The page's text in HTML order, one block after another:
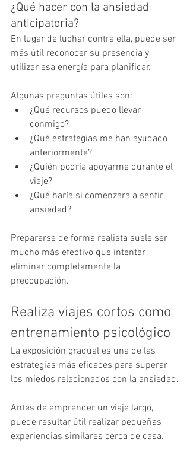
¿Qué hacer con la ansiedad
anticipatoria?
En lugar de luchar contra ella, puede ser
más útil reconocer su presencia y
utilizar esa energía para planificar.
Algunas preguntas útiles son:
¿Qué recursos puedo llevar
conmigo?
¿Qué estrategias me han ayudado
anteriormente?
¿Quién podría apoyarme durante el
viaje?
¿Qué haría si comenzara a sentir
ansiedad?
Prepararse de forma realista suele ser
mucho más efectivo que intentar
eliminar completamente la
preocupación.
Realiza viajes cortos como
entrenamiento psicológico
La exposición gradual es una de las
estrategias más eficaces para superar
los miedos relacionados con la ansiedad.
Antes de emprender un viaje largo,
puede resultar útil realizar pequeñas
experiencias similares cerca de casa.